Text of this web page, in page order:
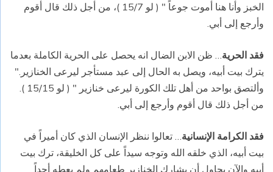
الخبز وأنا هنا أموت جوعاً " ( لو 15/7 )، من أجل ذلك قال أقوم
وأرجع إلى أبي.
فقد الحرية… ظن الابن الضال انه يحصل على الحرية الكاملة بعدما
يترك بيت أبيه، ويصل به الحال إلى عبد مستأجر ليرعى الخنازير."
وألتصق بواحد من أهل تلك الكورة ليرعى خنازير " ( لو 15/15 ).
من أجل ذلك قال أقوم وأرجع إلى أبي.
فقد الكرامة الإنسانية… تعالوا ننظر الإنسان الذي كان أميراً في
بيت أبيه، الذي خلقه الله وتوجه سيداً على كل الخليقة، ترك بيت
أبيه والآن يحاول أن يشارك الخنازير طعامهم ولم يعطه أحداً